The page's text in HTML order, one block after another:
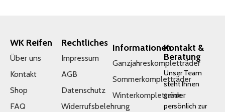
WK Reifen
Über uns
Kontakt
Shop
FAQ
Rechtliches
Impressum
AGB
Datenschutz
Widerrufsbelehrung
Informationen
Ganzjahreskompletträder
Sommerkompletträder
Winterkompletträder
Kontakt &
Beratung
Unser Team
steht Ihnen
gerne
persönlich zur